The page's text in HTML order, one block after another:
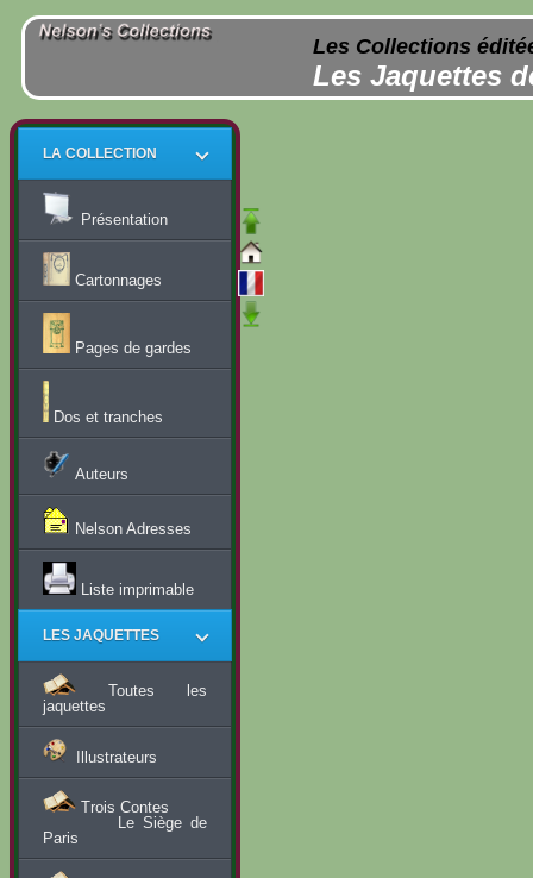
Les Collections
Les Jaquettes
LA COLLECTION
Présentation
Cartonnages
Pages de gardes
Dos et tranches
Auteurs
Nelson Adresses
Liste imprimable
LES JAQUETTES
Toutes les
jaquettes
Illustrateurs
Trois Contes
Le Siège de
Paris